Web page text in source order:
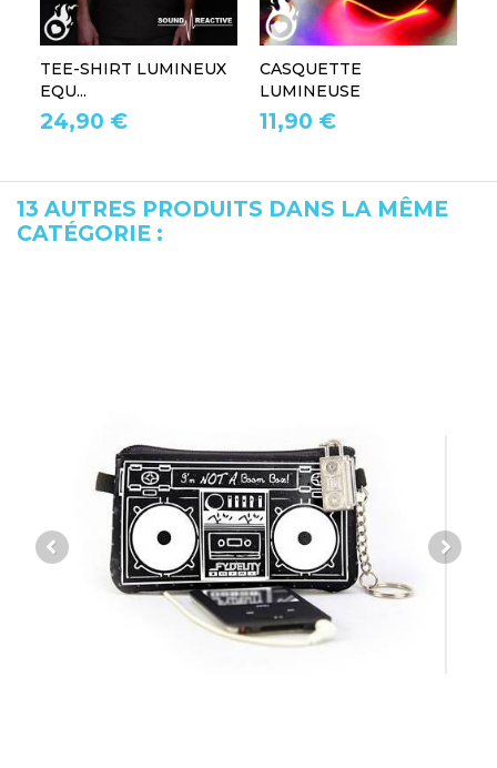
TEE-SHIRT LUMINEUX
EQU...
24,90 €
CASQUETTE
LUMINEUSE
11,90 €
13 AUTRES PRODUITS DANS LA MÊME
CATÉGORIE :